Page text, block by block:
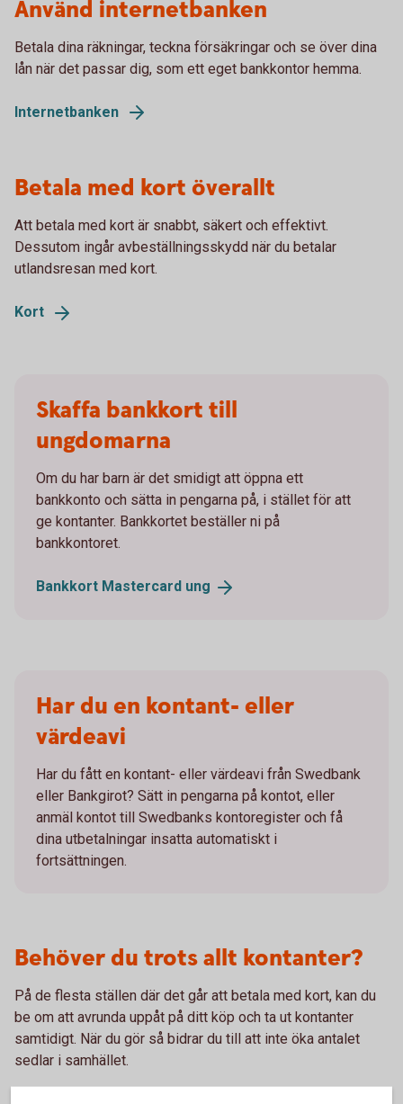
Använd internetbanken
Betala dina räkningar, teckna försäkringar och se över dina
lån när det passar dig, som ett eget bankkontor hemma.
Internetbanken
Betala med kort överallt
Att betala med kort är snabbt, säkert och effektivt.
Dessutom ingår avbeställningsskydd när du betalar
utlandsresan med kort.
Kort
Skaffa bankkort till
ungdomarna
Om du har barn är det smidigt att öppna ett
bankkonto och sätta in pengarna på, i stället för att
ge kontanter. Bankkortet beställer ni på
bankkontoret.
Bankkort Mastercard ung
Har du en kontant- eller
värdeavi
Har du fått en kontant- eller värdeavi från Swedbank
eller Bankgirot? Sätt in pengarna på kontot, eller
anmäl kontot till Swedbanks kontoregister och få
dina utbetalningar insatta automatiskt i
fortsättningen.
Behöver du trots allt kontanter?
På de flesta ställen där det går att betala med kort, kan du
be om att avrunda uppåt på ditt köp och ta ut kontanter
samtidigt. När du gör så bidrar du till att inte öka antalet
sedlar i samhället.